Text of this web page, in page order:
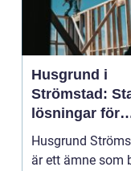
Husgrund i
Strömstad:
lösningar för
boende vid
Husgrund
är ett ämne som